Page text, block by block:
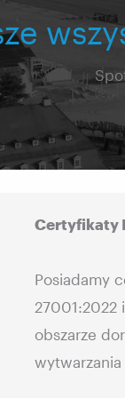
Certyfikaty
Posiadamy
27001:2022
obszarze
wytwarzania